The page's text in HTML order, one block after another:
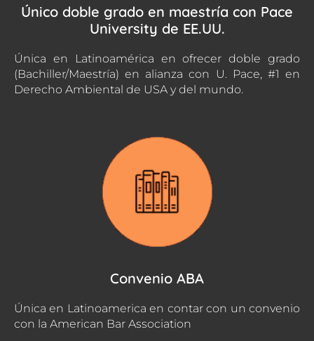
Único doble grado en maestría con Pace
University de EE.UU.
Única en Latinoamérica en ofrecer doble grado
(Bachiller/Maestría) en alianza con U. Pace, #1 en
Derecho Ambiental de USA y del mundo.
Convenio ABA
Única en Latinoamerica en contar con un convenio
con la American Bar Association